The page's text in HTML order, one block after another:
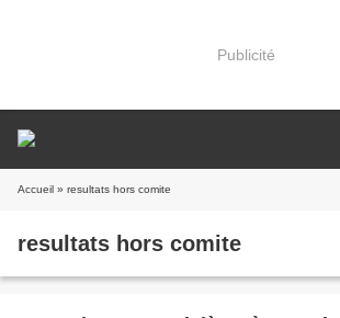
Publicité
Accueil » resultats hors comite
resultats hors comite